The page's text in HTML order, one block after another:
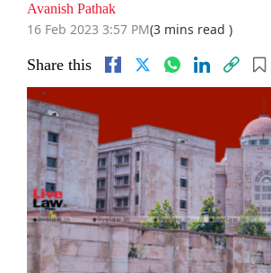
Avanish Pathak
16 Feb 2023 3:57 PM(3 mins read )
Share this